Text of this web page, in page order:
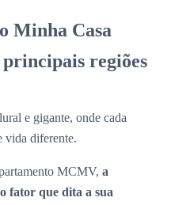
Minha Casa
regiões
e gigante, onde cada
vida diferente.
MCMV, a
fator que dita a sua